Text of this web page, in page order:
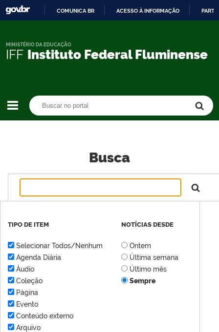
CONTEÚDO
COMUNICA BR ACESSO À INFORMAÇÃO
IFF Instituto Federal Fluminense
MINISTÉRIO DA EDUCAÇÃO
Busca
TIPO DE ITEM
Selecionar Todos/Nenhum
Agenda Diária
Áudio
Coleção
Página
Evento
Conteúdo externo
Arquivo
NOTÍCIAS DESDE
Ontem
Última semana
Último mês
Sempre